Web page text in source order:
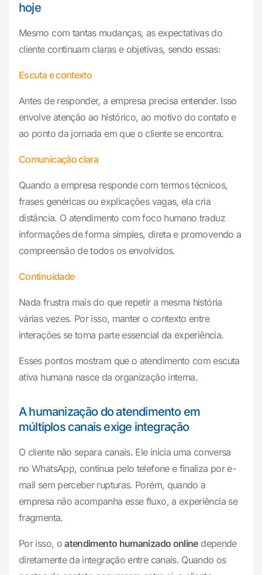
hoje
Mesmo com tantas mudanças, as expectativas do
cliente continuam claras e objetivas, sendo essas:
Escuta e contexto
Antes de responder, a empresa precisa entender. Isso
envolve atenção ao histórico, ao motivo do contato e
ao ponto da jornada em que o cliente se encontra.
Comunicação clara
Quando a empresa responde com termos técnicos,
frases genéricas ou explicações vagas, ela cria
distância. O atendimento com foco humano traduz
informações de forma simples, direta e promovendo a
compreensão de todos os envolvidos.
Continuidade
Nada frustra mais do que repetir a mesma história
várias vezes. Por isso, manter o contexto entre
interações se torna parte essencial da experiência.
Esses pontos mostram que o atendimento com escuta
ativa humana nasce da organização interna.
A humanização do atendimento em
múltiplos canais exige integração
O cliente não separa canais. Ele inicia uma conversa
no WhatsApp, continua pelo telefone e finaliza por e-
mail sem perceber rupturas. Porém, quando a
empresa não acompanha esse fluxo, a experiência se
fragmenta.
Por isso, oatendimento humanizado onlinedepende
diretamente da integração entre canais. Quando os